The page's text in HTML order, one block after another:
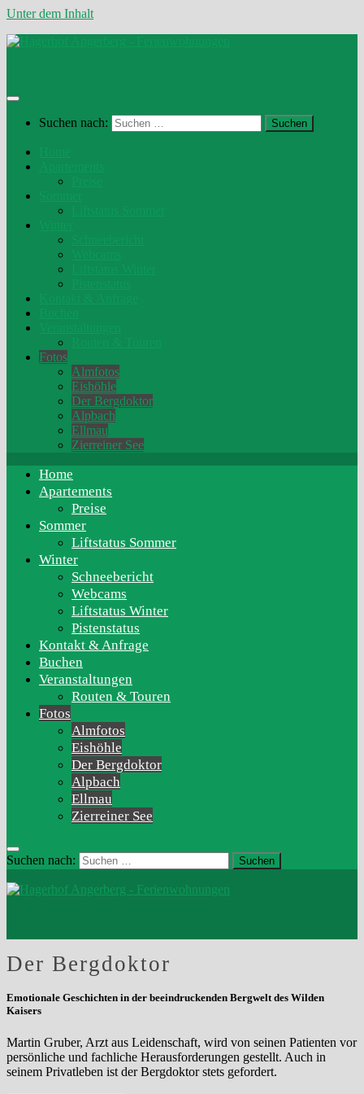
Unter dem Inhalt
Suchen nach:
Fotos
Almfotos
Eishöhle
Der Bergdoktor
Alpbach
Ellmau
Zierreiner See
Home
Apartements
Preise
Sommer
Liftstatus Sommer
Winter
Schneebericht
Webcams
Liftstatus Winter
Pistenstatus
Kontakt & Anfrage
Buchen
Veranstaltungen
Routen & Touren
Fotos
Almfotos
Eishöhle
Der Bergdoktor
Alpbach
Ellmau
Zierreiner See
Suchen nach:
Der Bergdoktor
Emotionale Geschichten in der beeindruckenden Bergwelt des Wilden
Kaisers
Martin Gruber, Arzt aus Leidenschaft, wird von seinen Patienten vor
persönliche und fachliche Herausforderungen gestellt. Auch in
seinem Privatleben ist der Bergdoktor stets gefordert.